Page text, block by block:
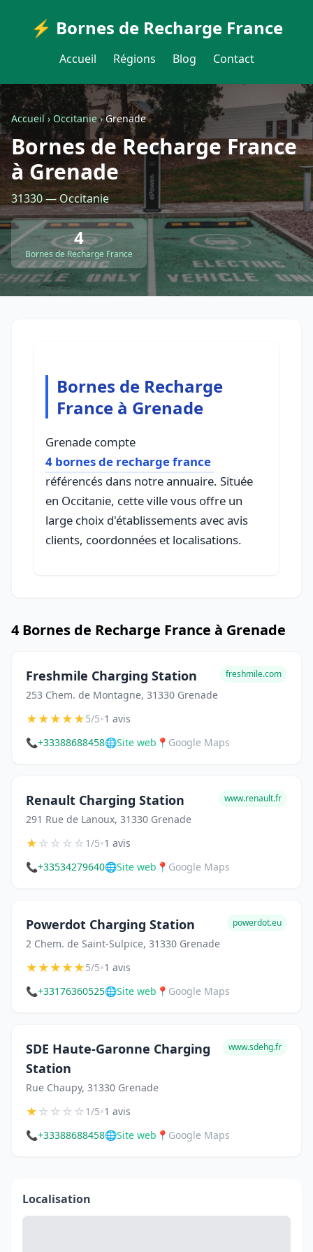
⚡ Bornes de Recharge France
Accueil Régions Blog Contact
Accueil›Occitanie›Grenade
Bornes de Recharge France
à Grenade
31330 — Occitanie
4
Bornes de Recharge France
Bornes de Recharge
France à Grenade
Grenade compte
4 bornes de recharge france
référencés dans notre annuaire. Située
en Occitanie, cette ville vous offre un
large choix d'établissements avec avis
clients, coordonnées et localisations.
4 Bornes de Recharge France à Grenade
Freshmile Charging Station
253 Chem. de Montagne, 31330 Grenade
freshmile.com
★★★★★5/5•1 avis
📞+33388688458🌐Site web 📍 Google Maps
Renault Charging Station
291 Rue de Lanoux, 31330 Grenade
www.renault.fr
★☆☆☆☆1/5•1 avis
📞+33534279640🌐Site web 📍 Google Maps
Powerdot Charging Station
2 Chem. de Saint-Sulpice, 31330 Grenade
powerdot.eu
★★★★★5/5•1 avis
📞+33176360525🌐Site web 📍 Google Maps
SDE Haute-Garonne Charging
Station
Rue Chaupy, 31330 Grenade
www.sdehg.fr
★☆☆☆☆1/5•1 avis
📞+33388688458🌐Site web 📍 Google Maps
Localisation